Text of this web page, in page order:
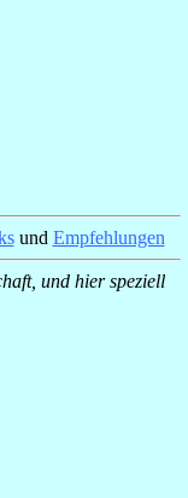
und Empfehlungen
und hier speziell